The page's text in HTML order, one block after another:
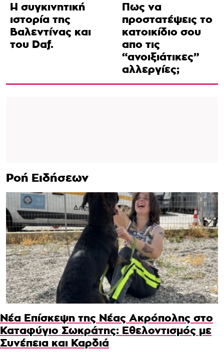
Η συγκινητική
ιστορία της
Βαλεντίνας και
του Daf.
Πως να
προστατέψεις το
κατοικίδιο σου
απο τις
“ανοιξιάτικες”
αλλεργίες;
Ροή Ειδήσεων
Νέα Επίσκεψη της Νέας Ακρόπολης στο
Καταφύγιο Σωκράτης: Εθελοντισμός με
Συνέπεια και Καρδιά